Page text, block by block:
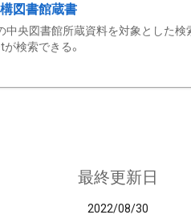
図書館蔵書
中央図書館所蔵資料を対象とした検
が検索できる。
最終更新日
2022/08/30